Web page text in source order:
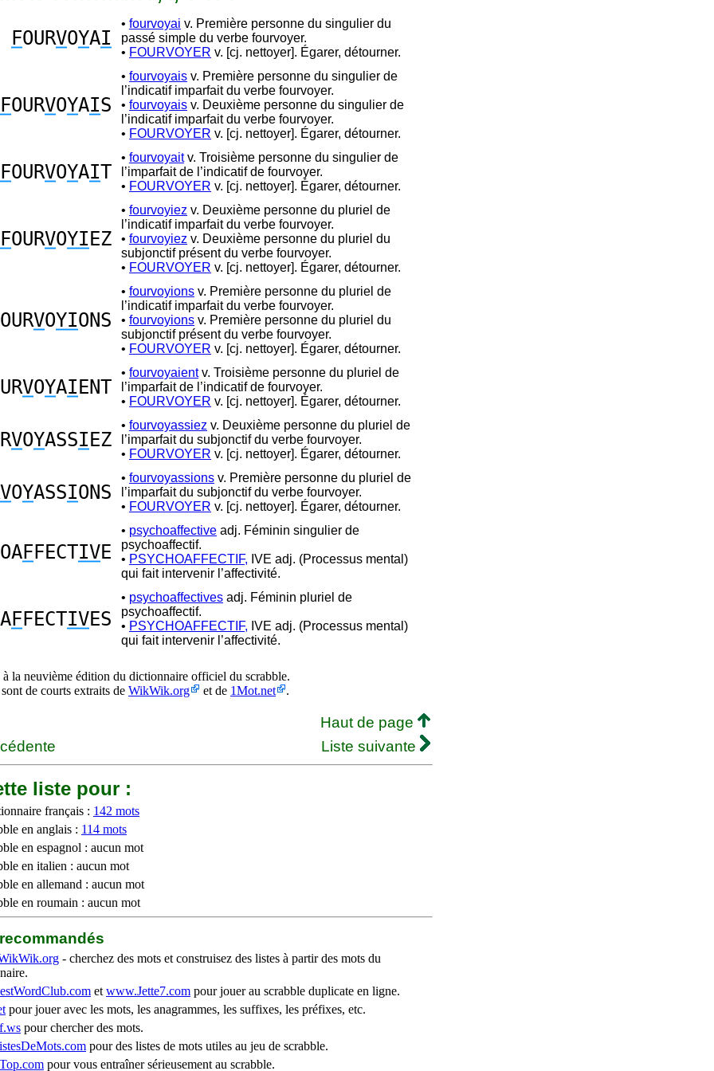
FOURVOYAI
• fourvoyai v. Première personne du singulier du
passé simple du verbe fourvoyer.
• FOURVOYER v. [cj. nettoyer]. Égarer, détourner.
FOURVOYAIS
• fourvoyais v. Première personne du singulier de
l’indicatif imparfait du verbe fourvoyer.
• fourvoyais v. Deuxième personne du singulier de
l’indicatif imparfait du verbe fourvoyer.
• FOURVOYER v. [cj. nettoyer]. Égarer, détourner.
FOURVOYAIT
• fourvoyaitv. Troisième personne du singulier de
l’imparfait de l’indicatif de fourvoyer.
• FOURVOYER v. [cj. nettoyer]. Égarer, détourner.
FOURVOYI EZ
• fourvoyiez v. Deuxième personne du pluriel de
l’indicatif imparfait du verbe fourvoyer.
• fourvoyiez v. Deuxième personne du pluriel du
subjonctif présent du verbe fourvoyer.
• FOURVOYER v. [cj. nettoyer]. Égarer, détourner.
OURVOYIONS
• fourvoyions v. Première personne du pluriel de
l’indicatif imparfait du verbe fourvoyer.
• fourvoyions v. Première personne du pluriel du
subjonctif présent du verbe fourvoyer.
• FOURVOYER v. [cj. nettoyer]. Égarer, détourner.
VOYAI ENT
• fourvoyaientv. Troisième personne du pluriel de
l’imparfait de l’indicatif de fourvoyer.
• FOURVOYER v. [cj. nettoyer]. Égarer, détourner.
VOYASSI EZ
• fourvoyassiez v. Deuxième personne du pluriel de
l’imparfait du subjonctif du verbe fourvoyer.
• FOURVOYER v. [cj. nettoyer]. Égarer, détourner.
VOYASSIONS
• fourvoyassions v. Première personne du pluriel de
l’imparfait du subjonctif du verbe fourvoyer.
• FOURVOYER v. [cj. nettoyer]. Égarer, détourner.
F FECTIVE
• psychoaffective adj. Féminin singulier de
psychoaffectif.
• PSYCHOAFFECTIF, IVE adj. (Processus mental)
qui fait intervenir l’affectivité.
F FECTIVES
• psychoaffectives adj. Féminin pluriel de
psychoaffectif.
• PSYCHOAFFECTIF, IVE adj. (Processus mental)
qui fait intervenir l’affectivité.
la neuvième édition du dictionnaire officiel du scrabble.
de courts extraits de WikWik.org et de 1Mot.net .
Haut de page
Liste suivante
liste pour :
français : 142 mots
en anglais : 114 mots
en espagnol : aucun mot
en italien : aucun mot
en allemand : aucun mot
en roumain : aucun mot
- cherchez des mots et construisez des listes à partir des mots du
et www.Jette7.com pour jouer au scrabble duplicate en ligne.
pour jouer avec les mots, les anagrammes, les suffixes, les préfixes, etc.
pour chercher des mots.
pour des listes de mots utiles au jeu de scrabble.
pour vous entraîner sérieusement au scrabble.